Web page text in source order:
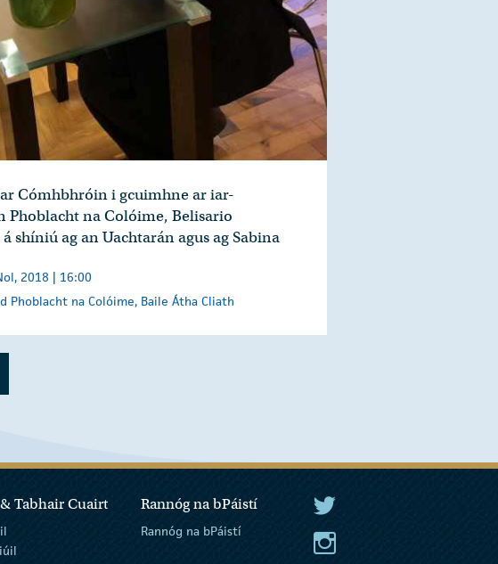
Cómhbhróin i gcuimhne ar iar-
Phoblacht na Colóime, Belisario
shíniú ag an Uachtarán agus ag Sabina
2018 | 16:00
Phoblacht na Colóime, Baile Átha Cliath
Tabhair Cuairt Rannóg na bPáistí
Rannóg na bPáistí
An tUachtarán Twitter
An tUachtarán Instagram